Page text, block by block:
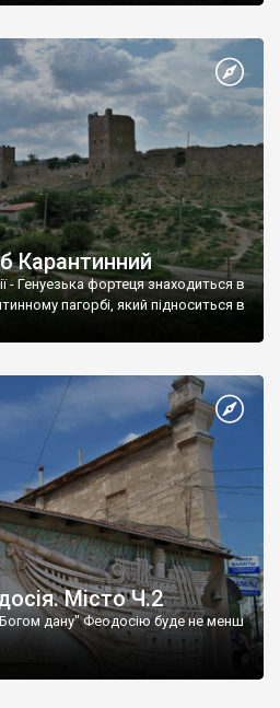
Карантинний
- Генуезька фортеця знаходиться в
пагорбі, який підноситься в
Місто Ч.2
дану" Феодосію буде не менш